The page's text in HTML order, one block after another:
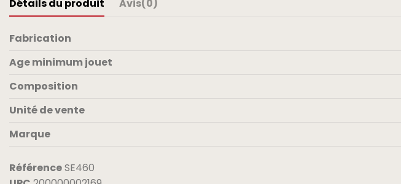
Détails du produit Avis(0)
Fabrication
Age minimum jouet
Composition
Unité de vente
Marque
RéférenceSE460